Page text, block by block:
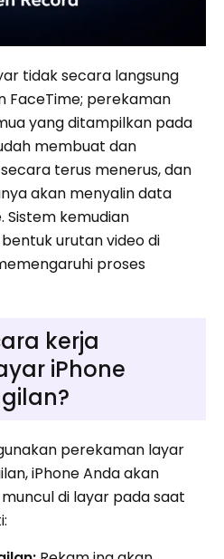
tidak secara langsung
FaceTime; perekaman
yang ditampilkan pada
membuat dan
terus menerus, dan
akan menyalin data
Sistem kemudian
urutan video di
proses
kerja
iPhone
perekaman layar
iPhone Anda akan
di layar pada saat